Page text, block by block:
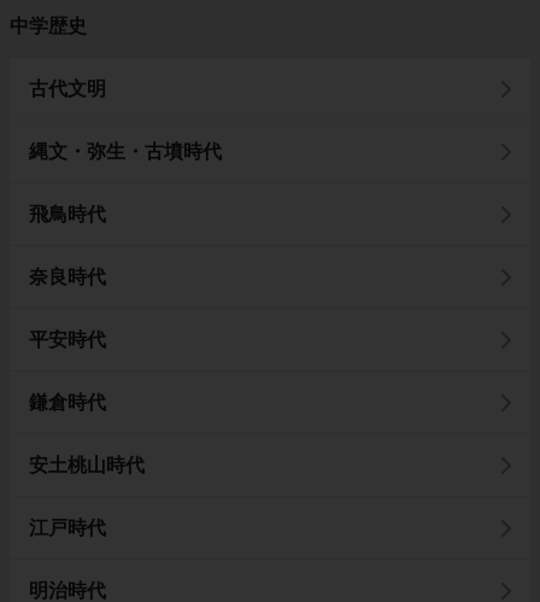
中学歴史
古代文明
縄文・弥生・古墳時代
飛鳥時代
奈良時代
平安時代
鎌倉時代
安土桃山時代
江戸時代
明治時代